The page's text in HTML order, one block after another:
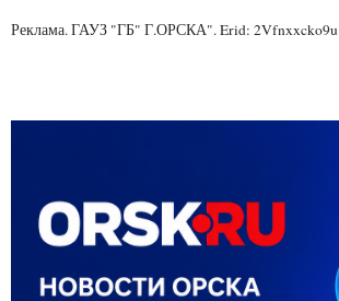
Реклама. ГАУЗ "ГБ" Г.ОРСКА". Erid: 2Vfnxxcko9u